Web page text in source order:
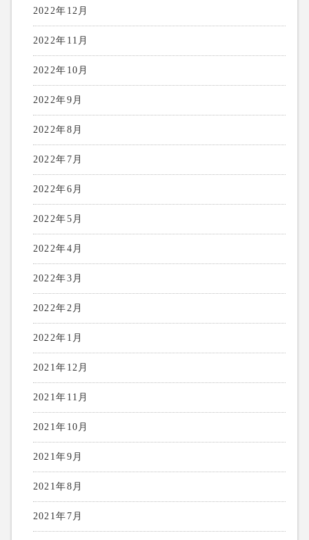
2022年12月
2022年11月
2022年10月
2022年9月
2022年8月
2022年7月
2022年6月
2022年5月
2022年4月
2022年3月
2022年2月
2022年1月
2021年12月
2021年11月
2021年10月
2021年9月
2021年8月
2021年7月